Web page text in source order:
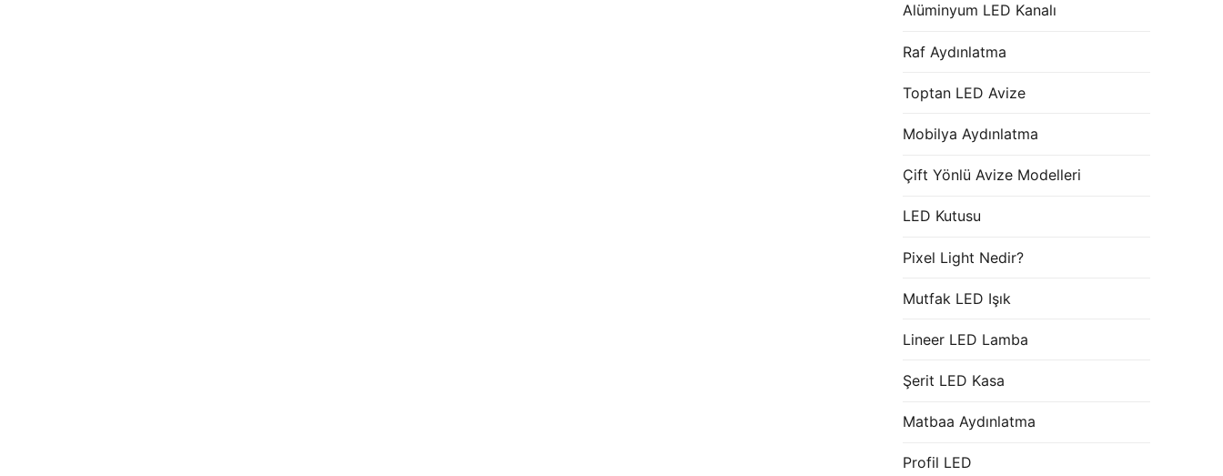
Alüminyum LED Kanalı
Raf Aydınlatma
Toptan LED Avize
Mobilya Aydınlatma
Çift Yönlü Avize Modelleri
LED Kutusu
Pixel Light Nedir?
Mutfak LED Işık
Lineer LED Lamba
Şerit LED Kasa
Matbaa Aydınlatma
Profil LED